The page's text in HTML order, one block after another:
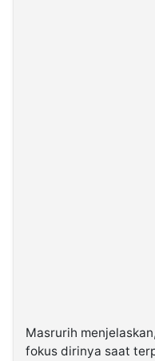
Masrurih
fokus dirinya saat